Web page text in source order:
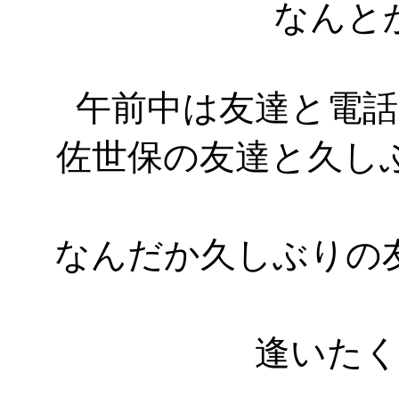
なんと
午前中は友達と電
佐世保の友達と久し
なんだか久しぶりの
逢いた